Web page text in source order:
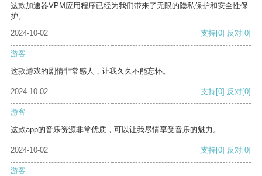
这款加速器VPM应用程序已经为我们带来了无限的隐私保护和安全性保
护。
2024-10-02
支持[0] 反对[0]
游客
这款游戏的剧情非常感人，让我久久不能忘怀。
2024-10-02 支持[0] 反对[0]
游客
这款app的音乐资源非常优质，可以让我尽情享受音乐的魅力。
2024-10-02 支持[0] 反对[0]
游客